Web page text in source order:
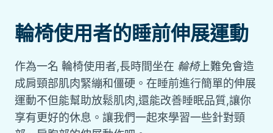
輪椅使用者的睡前伸展運動
作為一名 輪椅使用者,長時間坐在 輪椅上難免會造
成肩頸部肌肉緊繃和僵硬。在睡前進行簡單的伸展
運動不但能幫助放鬆肌肉,還能改善睡眠品質,讓你
享有更好的休息。讓我們一起來學習一些針對頸